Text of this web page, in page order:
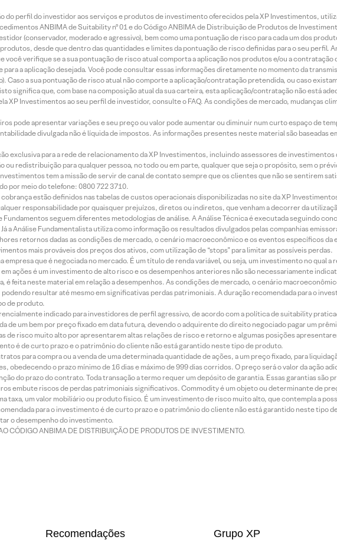
do perfil do investidor aos serviços e produtos de investimento oferecidos pela XP Investimentos,
ANBIMA de Suitability nº 01 e do Código ANBIMA de Distribuição de Produtos de
(conservador, moderado e agressivo), bem como uma pontuação de risco para cada um dos
desde que dentro das quantidades e limites da pontuação de risco definidas para o seu perfil.
verifique se a sua pontuação de risco atual comporta a aplicação nos produtos e/ou a contratação
a aplicação desejada. Você pode consultar essas informações diretamente no momento da
Caso a sua pontuação de risco atual não comporte a aplicação/contratação pretendida, ou caso
significa que, com base na composição atual da sua carteira, esta aplicação/contratação não está
XP Investimentos ao seu perfil de investidor, consulte o FAQ. As condições de mercado, mudanças
pode apresentar variações e seu preço ou valor pode aumentar ou diminuir num curto espaço de
divulgada não é líquida de impostos. As informações presentes neste material são baseadas
exclusiva para a rede de relacionamento da XP Investimentos, incluindo assessores de investimentos
ou redistribuição para qualquer pessoa, no todo ou em parte, qualquer que seja o propósito, sem o
tem a missão de servir de canal de contato sempre que os clientes que não se sentirem
por meio do telefone: 0800 722 3710.
estão definidos nas tabelas de custos operacionais disponibilizadas no site da XP
responsabilidade por quaisquer prejuízos, diretos ou indiretos, que venham a decorrer da
Fundamentos seguem diferentes metodologias de análise. A Análise Técnica é executada seguindo
a Análise Fundamentalista utiliza como informação os resultados divulgados pelas companhias
retornos dadas as condições de mercado, o cenário macroeconômico e os eventos específicos
mais prováveis dos preços dos ativos, com utilização de “stops” para limitar as possíveis perdas.
empresa que é negociada no mercado. É um título de renda variável, ou seja, um investimento no qual
ações é um investimento de alto risco e os desempenhos anteriores não são necessariamente
é feita neste material em relação a desempenhos. As condições de mercado, o cenário
resultar até mesmo em significativas perdas patrimoniais. A duração recomendada para o
de produto.
indicado para investidores de perfil agressivo, de acordo com a política de suitability
de um bem por preço fixado em data futura, devendo o adquirente do direito negociado pagar um
de risco muito alto por apresentarem altas relações de risco e retorno e algumas posições
é de curto prazo e o patrimônio do cliente não está garantido neste tipo de produto.
para compra ou a venda de uma determinada quantidade de ações, a um preço fixado, para
obedecendo o prazo mínimo de 16 dias e máximo de 999 dias corridos. O preço será o valor da ação
do prazo do contrato. Toda transação a termo requer um depósito de garantia. Essas garantias são
embute riscos de perdas patrimoniais significativos. Commodity é um objeto ou determinante de
taxa, um valor mobiliário ou produto físico. É um investimento de risco muito alto, que contempla a
para o investimento é de curto prazo e o patrimônio do cliente não está garantido neste tipo
o desempenho do investimento.
CÓDIGO ANBIMA DE DISTRIBUIÇÃO DE PRODUTOS DE INVESTIMENTO.
Recomendações Grupo XP